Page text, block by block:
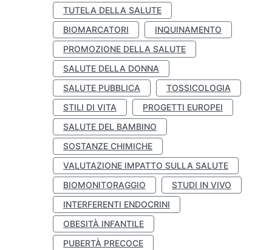
TUTELA DELLA SALUTE
BIOMARCATORI
INQUINAMENTO
PROMOZIONE DELLA SALUTE
SALUTE DELLA DONNA
SALUTE PUBBLICA
TOSSICOLOGIA
STILI DI VITA
PROGETTI EUROPEI
SALUTE DEL BAMBINO
SOSTANZE CHIMICHE
VALUTAZIONE IMPATTO SULLA SALUTE
BIOMONITORAGGIO
STUDI IN VIVO
INTERFERENTI ENDOCRINI
OBESITÀ INFANTILE
PUBERTÀ PRECOCE